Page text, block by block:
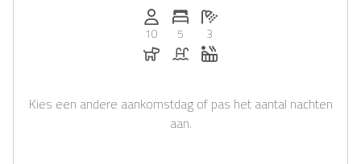
Personen (max.): 10
10
Aantal slaapkamers: 5
5
Aantal badkamers: 3
3
Honden toegestaan
Zwembad
Kies een andere aankomstdag of pas het aantal nachten
aan.